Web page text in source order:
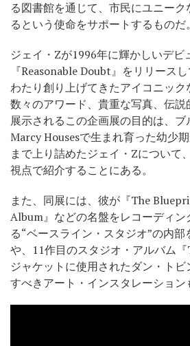
る図書館を通じて、市民にユニー
るという使命をサポートするものだ。
ジェイ・Zが1996年に輝かしいデビ
『Reasonable Doubt』をリリース
わたり創り上げてきたアイコニック
数々のアワード、貴重な写真、伝
展示されるこの企画展の目的は、
Marcy Housesで生まれ育った幼少
まで上り詰めたジェイ・Zについて
視点で紹介することにある。
また、同展には、彼が『The
Album』などの名盤をレコーディ
る“ベースライン・スタジオ”の内
や、11作目のスタジオ・アルバム
ジャケットに使用されたダン・ト
すべきアート・インスタレーション